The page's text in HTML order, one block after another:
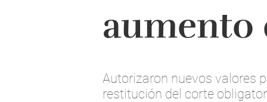
aumento
Autorizaron nuevos valores
restitución del corte